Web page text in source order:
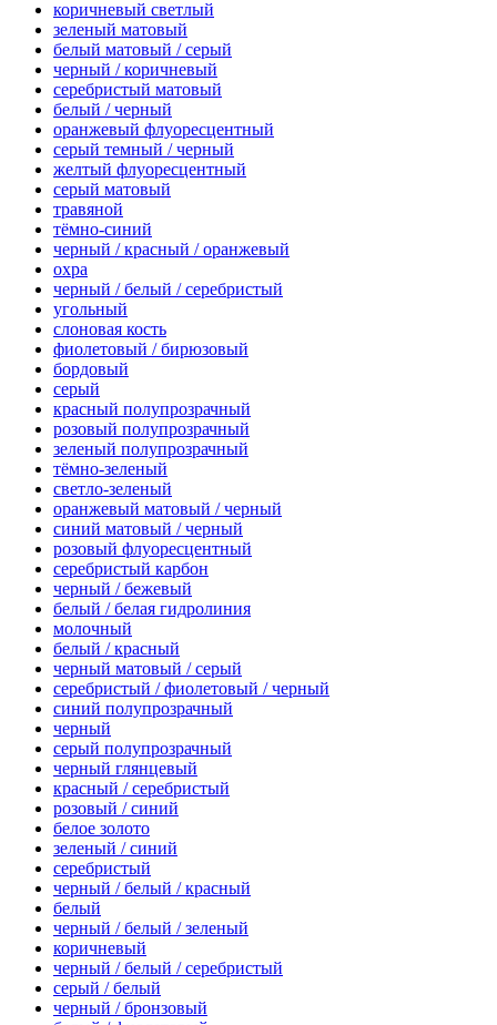
коричневый светлый
зеленый матовый
белый матовый / серый
черный / коричневый
серебристый матовый
белый / черный
оранжевый флуоресцентный
серый темный / черный
желтый флуоресцентный
серый матовый
травяной
тёмно-синий
черный / красный / оранжевый
охра
черный / белый / серебристый
угольный
слоновая кость
фиолетовый / бирюзовый
бордовый
серый
красный полупрозрачный
розовый полупрозрачный
зеленый полупрозрачный
тёмно-зеленый
светло-зеленый
оранжевый матовый / черный
синий матовый / черный
розовый флуоресцентный
серебристый карбон
черный / бежевый
белый / белая гидролиния
молочный
белый / красный
черный матовый / серый
серебристый / фиолетовый / черный
синий полупрозрачный
черный
серый полупрозрачный
черный глянцевый
красный / серебристый
розовый / синий
белое золото
зеленый / синий
серебристый
черный / белый / красный
белый
черный / белый / зеленый
коричневый
черный / белый / серебристый
серый / белый
черный / бронзовый